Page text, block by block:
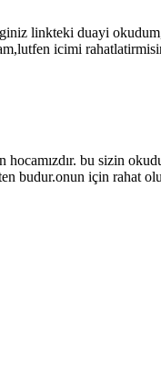
linkteki duayi
icimi
bu sizin
budur.onun için rahat